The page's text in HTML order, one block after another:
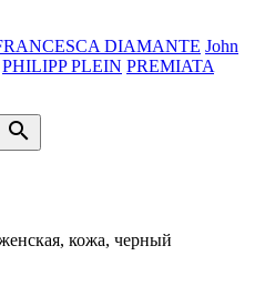
DIAMANTE John
PHILIPP PLEIN PREMIATA
search
кожа, черный